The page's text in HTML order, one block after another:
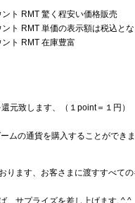
ト RMT 驚く程安い価格販売
ト RMT 単価の表示額は税込とな
ト RMT 在庫豊富
元致します、（１point＝１円）
ムの通貨を購入することができま
ます、お客さまに渡すすべて
、サプライズを差し上げます. ^.^